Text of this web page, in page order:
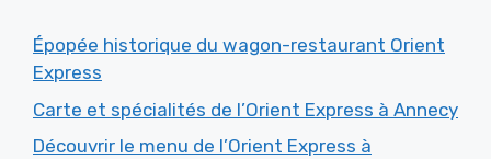
Épopée historique du wagon-restaurant Orient
Express
Carte et spécialités de l’Orient Express à Annecy
Découvrir le menu de l’Orient Express à